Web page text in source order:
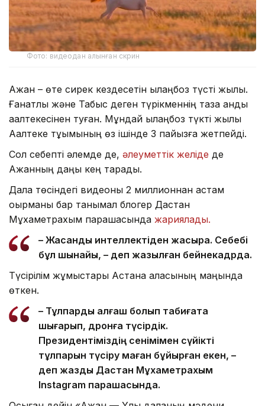
Фото: видеодан алынған скрин
Ақжан – өте сирек кездесетін қылаңбоз түсті жылқы.
Ғанатлы және Табыс деген түрікменнің таза қанды
ақалтекесінен туған. Мұндай қылаңбоз түкті жылқы
Ақалтеке тұқымының өз ішінде 3 пайызға жетпейді.
Сол себепті әлемде де, әлеуметтік желіде де
Ақжанның даңқы кең тарады.
Дала төсіндегі видеоны 2 миллионнан астам
оқырманы бар танымал блогер Дастан
Мұхаметрахым парақшасында жариялады.
– Жасанды интеллектіден жақсырақ. Себебі
бұл шынайы, – деп жазылған бейнекадрда.
Түсірілім жұмыстары Астана қаласының маңында
өткен.
– Тұлпарды алғаш болып табиғатқа
шығарып, дронға түсірдік.
Президентіміздің сенімімен сүйікті
тұлпарын түсіру маған бұйырған екен, –
деп жазды Дастан Мұхаметрахым
Instagram парақшасында.